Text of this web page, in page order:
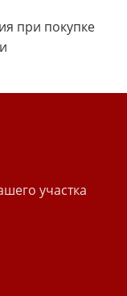
при покупке
участка